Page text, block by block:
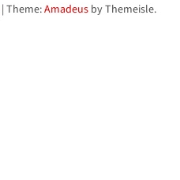
| Theme:Amadeus by Themeisle.